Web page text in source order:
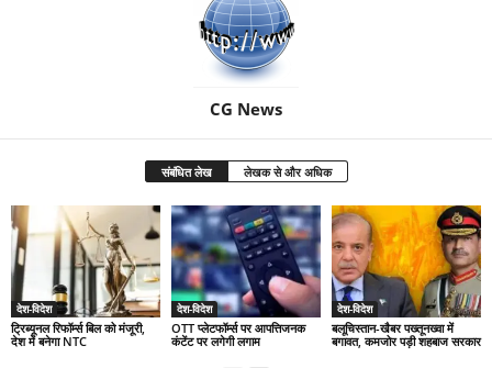
CG News
संबंधित लेख लेखक से और अधिक
देश-विदेश
ट्रिब्यूनल रिफॉर्म्स बिल को मंजूरी,
देश में बनेगा NTC
देश-विदेश
OTT प्लेटफॉर्म्स पर आपत्तिजनक
कंटेंट पर लगेगी लगाम
देश-विदेश
बलूचिस्तान-खैबर पख्तूनख्वा में
बगावत, कमजोर पड़ी शहबाज सरकार